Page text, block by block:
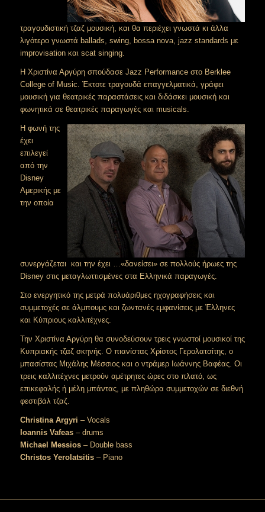
τραγουδιστική τζαζ μουσική, και θα περιέχει γνωστά κι άλλα
λιγότερο γνωστά ballads, swing, bossa nova, jazz standards με
improvisation και scat singing.
Η Χριστίνα Αργύρη σπούδασε Jazz Performance στο Berklee
College of Music. Έκτοτε τραγουδά επαγγελματικά, γράφει
μουσική για θεατρικές παραστάσεις και διδάσκει μουσική και
φωνητικά σε θεατρικές παραγωγές και musicals.
Η φωνή της
έχει
επιλεγεί
από την
Disney
Αμερικής με
την οποία
συνεργάζεται και την έχει …«δανείσει» σε πολλούς ήρωες της
Disney στις μεταγλωττισμένες στα Ελληνικά παραγωγές.
Στο ενεργητικό της μετρά πολυάριθμες ηχογραφήσεις και
συμμετοχές σε άλμπουμς και ζωντανές εμφανίσεις με Έλληνες
και Κύπριους καλλιτέχνες.
Την Χριστίνα Αργύρη θα συνοδεύσουν τρεις γνωστοί μουσικοί της
Κυπριακής τζαζ σκηνής. Ο πιανίστας Χρίστος Γερολατσίτης, ο
μπασίστας Μιχάλης Μέσσιος και ο ντράμερ Ιωάννης Βαφέας. Οι
τρεις καλλιτέχνες μετρούν αμέτρητες ώρες στο πλατό, ως
επικεφαλής ή μέλη μπάντας, με πληθώρα συμμετοχών σε διεθνή
φεστιβάλ τζαζ.
Christina Argyri – Vocals
Ioannis Vafeas – drums
Michael Messios – Double bass
Christos Yerolatsitis – Piano